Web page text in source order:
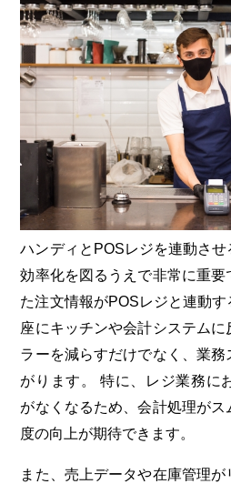
ハンディとPOSレジを連動さ
効率化を図るうえで非常に重
た注文情報がPOSレジと連動
座にキッチンや会計システム
ラーを減らすだけでなく、業
がります。
特に、レジ業務に
がなくなるため、会計処理が
度の向上が期待できます。
また、売上データや在庫管理